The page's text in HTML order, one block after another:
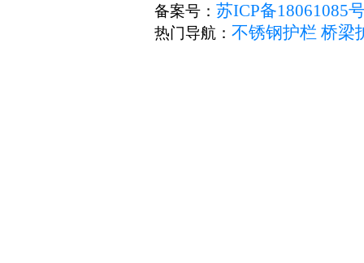
备案号： 苏ICP备18061085
热门导航： 不锈钢护栏 桥梁